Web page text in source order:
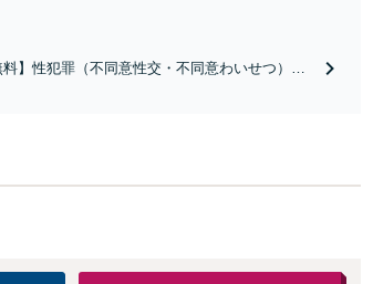
料】性犯罪（不同意性交・不同意わいせつ）・